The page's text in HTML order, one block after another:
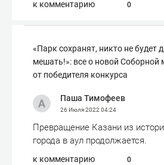
к комментарию 0
«Парк сохранят, никто не будет
мешать!»: все о новой Соборной
от победителя конкурса
Паша Тимофеев
26 Июля 2022 04:24
Превращение Казани из
города в аул продолжается.
к комментарию 0